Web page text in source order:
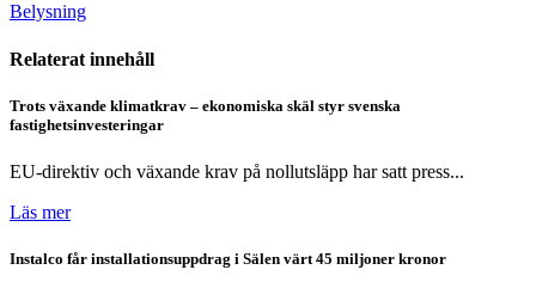
Belysning
Relaterat innehåll
Trots växande klimatkrav – ekonomiska skäl styr svenska
fastighetsinvesteringar
EU-direktiv och växande krav på nollutsläpp har satt press...
Läs mer
Instalco får installationsuppdrag i Sälen värt 45 miljoner kronor